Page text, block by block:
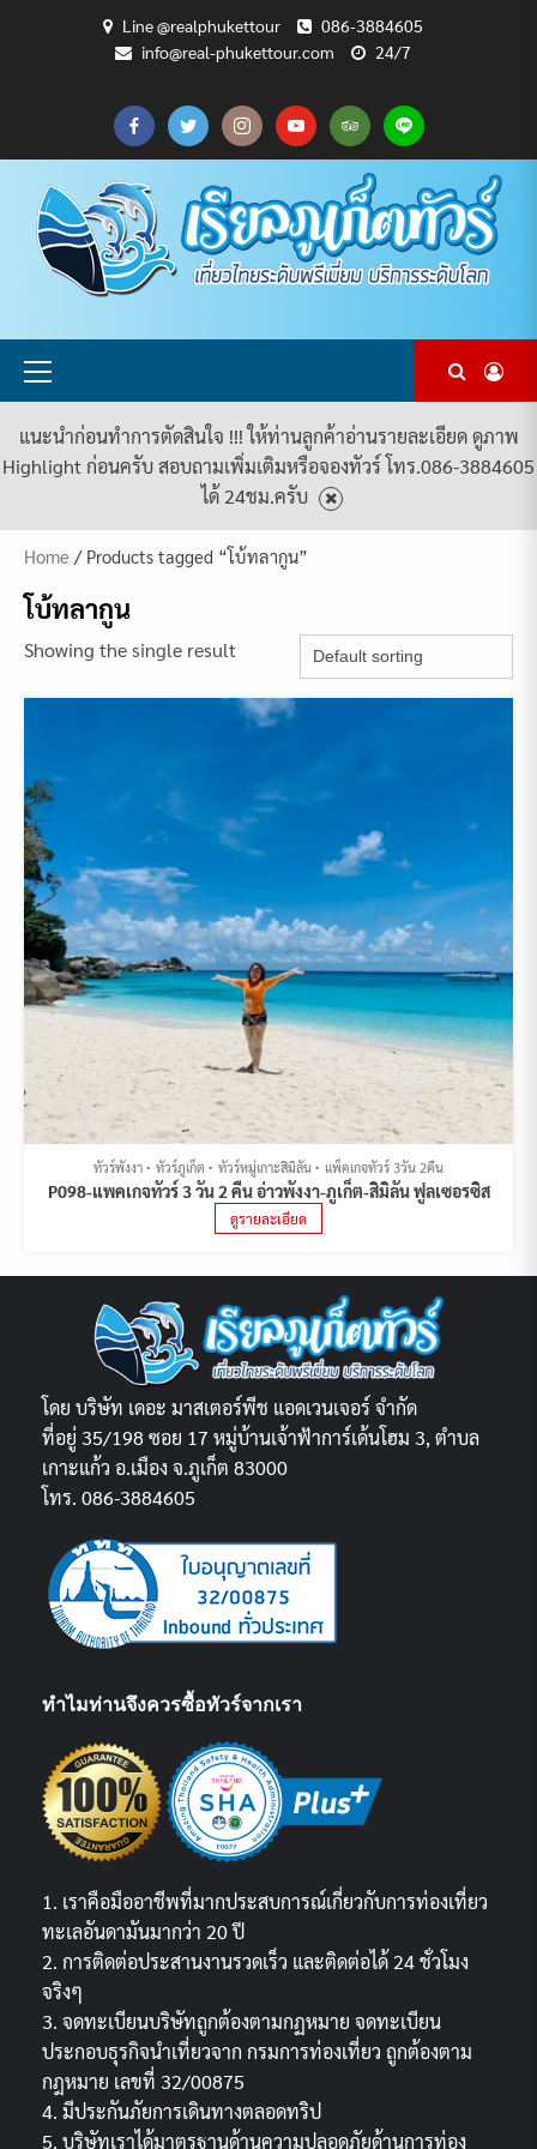
Line @realphukettour
086-3884605
info@real-phukettour.com
24/7
CART
CHECKOUT
MY
ACCOUNT
SAMPLE
PAGE
ทัวร์
ทั้งหมด
บทความ
ท่อง
เที่ยว
ยินดี
ต้อนรับ
สู่
PHUKET
TOUR
เกี่ยว
กับ
เรา
แพ็คเกจ
ทัวร์
ทั้งหมด
Primary
แนะนำก่อนทำการตัดสินใจ !!! ให้ท่านลูกค้าอ่านรายละเอียด ดูภาพ
Highlight ก่อนครับ สอบถามเพิ่มเติมหรือจองทัวร์ โทร.086-3884605
ได้ 24ชม.ครับ
Home / Products tagged “โบ้ทลากูน”
โบ้ทลากูน
Showing the single result
ทัวร์พังงา ทัวร์ภูเก็ต ทัวร์หมู่เกาะสิมิลัน แพ็คเกจทัวร์ 3วัน 2คืน
P098-แพคเกจทัวร์ 3 วัน 2 คืน อ่าวพังงา-ภูเก็ต-สิมิลัน ฟูลเซอรซิส
ดูรายละเอียด
โดย บริษัท เดอะ มาสเตอร์พีช แอดเวนเจอร์ จำกัด
ที่อยู่ 35/198 ซอย 17 หมู่บ้านเจ้าฟ้าการ์เด้นโฮม 3, ตำบล
เกาะแก้ว อ.เมือง จ.ภูเก็ต 83000
โทร. 086-3884605
ทำไมท่านจึงควรซื้อทัวร์จากเรา
1. เราคือมืออาชีพที่มากประสบการณ์เกี่ยวกับการท่องเที่ยว
ทะเลอันดามันมากว่า 20 ปี
2. การติดต่อประสานงานรวดเร็ว และติดต่อได้ 24 ชั่วโมง
จริงๆ
3. จดทะเบียนบริษัทถูกต้องตามกฏหมาย จดทะเบียน
ประกอบธุรกิจนำเที่ยวจาก กรมการท่องเที่ยว ถูกต้องตาม
กฎหมาย เลขที่ 32/00875
4. มีประกันภัยการเดินทางตลอดทริป
5. บริษัทเราได้มาตรฐานด้านความปลอดภัยด้านการท่อง